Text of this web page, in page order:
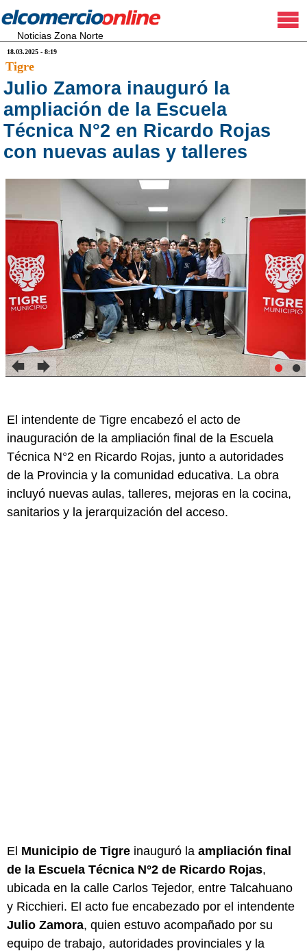
Noticias Zona Norte
18.03.2025 - 8:19
Tigre
Julio Zamora inauguró la
ampliación de la Escuela
Técnica N°2 en Ricardo Rojas
con nuevas aulas y talleres
El intendente de Tigre encabezó el acto de
inauguración de la ampliación final de la Escuela
Técnica N°2 en Ricardo Rojas, junto a autoridades
de la Provincia y la comunidad educativa. La obra
incluyó nuevas aulas, talleres, mejoras en la cocina,
sanitarios y la jerarquización del acceso.
El Municipio de Tigre inauguró la ampliación final
de la Escuela Técnica N°2 de Ricardo Rojas,
ubicada en la calle Carlos Tejedor, entre Talcahuano
y Ricchieri. El acto fue encabezado por el intendente
Julio Zamora, quien estuvo acompañado por su
equipo de trabajo, autoridades provinciales y la